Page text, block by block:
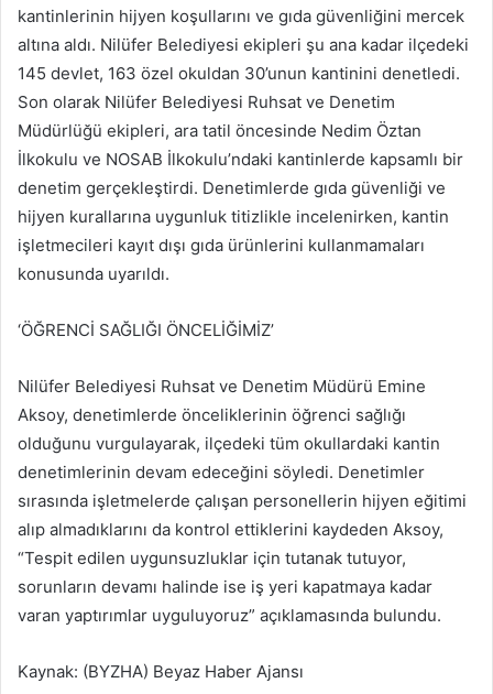
kantinlerinin hijyen koşullarını ve gıda güvenliğini mercek
altına aldı. Nilüfer Belediyesi ekipleri şu ana kadar ilçedeki
145 devlet, 163 özel okuldan 30’unun kantinini denetledi.
Son olarak Nilüfer Belediyesi Ruhsat ve Denetim
Müdürlüğü ekipleri, ara tatil öncesinde Nedim Öztan
İlkokulu ve NOSAB İlkokulu’ndaki kantinlerde kapsamlı bir
denetim gerçekleştirdi. Denetimlerde gıda güvenliği ve
hijyen kurallarına uygunluk titizlikle incelenirken, kantin
işletmecileri kayıt dışı gıda ürünlerini kullanmamaları
konusunda uyarıldı.
‘ÖĞRENCİ SAĞLIĞI ÖNCELİĞİMİZ’
Nilüfer Belediyesi Ruhsat ve Denetim Müdürü Emine
Aksoy, denetimlerde önceliklerinin öğrenci sağlığı
olduğunu vurgulayarak, ilçedeki tüm okullardaki kantin
denetimlerinin devam edeceğini söyledi. Denetimler
sırasında işletmelerde çalışan personellerin hijyen eğitimi
alıp almadıklarını da kontrol ettiklerini kaydeden Aksoy,
“Tespit edilen uygunsuzluklar için tutanak tutuyor,
sorunların devamı halinde ise iş yeri kapatmaya kadar
varan yaptırımlar uyguluyoruz” açıklamasında bulundu.
Kaynak: (BYZHA) Beyaz Haber Ajansı